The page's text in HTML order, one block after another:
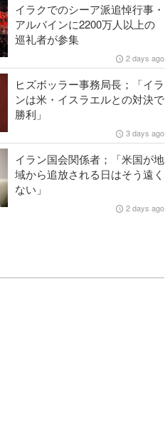
イラクでのシーア派追悼行事・
アルバインに2200万人以上の
巡礼者が参集
2 days ago
ヒズボッラー事務局長；「イラ
ンは米・イスラエルとの対決で
勝利」
3 days ago
イラン国会関係者；「米国が地
域から追放される日はそう遠く
ない」
2 days ago